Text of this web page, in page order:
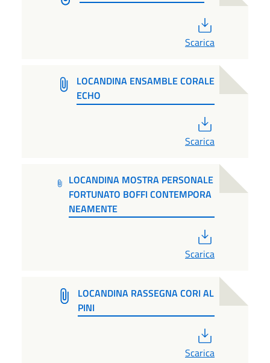
Scarica
LOCANDINA ENSAMBLE CORALE
ECHO
Scarica
LOCANDINA MOSTRA PERSONALE
FORTUNATO BOFFI CONTEMPORA
NEAMENTE
Scarica
LOCANDINA RASSEGNA CORI AL
PINI
Scarica